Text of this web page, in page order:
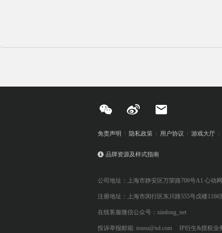
免责声明 隐私政策 用户协议 游戏大厅
品牌资源及样式指南
公司地址：上海市静安区万荣路700号A1 心动
注册地址：上海市闵行区东川路555号戊楼1166
在线客服微信公众号：xindong_net
投诉举报邮箱: tousu@xd.com IP衍生&授权业